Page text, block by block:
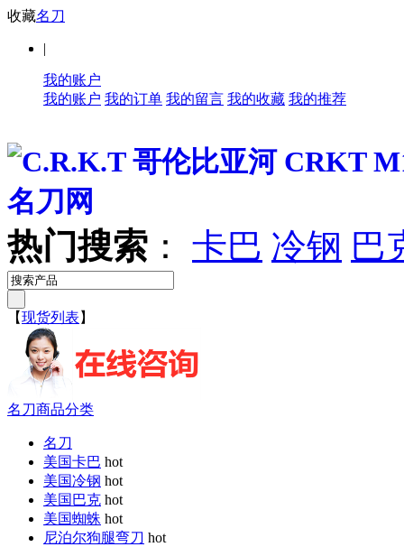
收藏名刀
|
我的账户
我的账户 我的订单 我的留言 我的收藏 我的推荐
热门搜索 ： 卡巴 冷钢 巴
【现货列表 】
名刀商品分类
名刀
美国卡巴 hot
美国冷钢 hot
美国巴克 hot
美国蜘蛛 hot
尼泊尔狗腿弯刀 hot